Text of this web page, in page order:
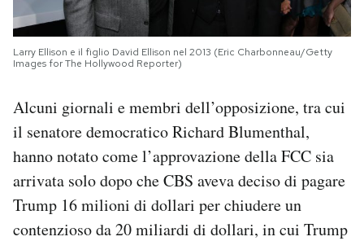
Larry Ellison e il figlio David Ellison nel 2013 (Eric Charbonneau/Getty
Images for The Hollywood Reporter)
Alcuni giornali e membri dell’opposizione, tra cui
il senatore democratico Richard Blumenthal,
hanno notato come l’approvazione della FCC sia
arrivata solo dopo che CBS aveva deciso di pagare
Trump 16 milioni di dollari per chiudere un
contenzioso da 20 miliardi di dollari, in cui Trump